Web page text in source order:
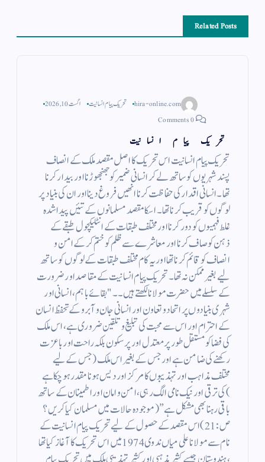
Related Posts
hira-online.com تحریک پیام انسانیت
اگست 10, 2026
تحریک پیام انسانیت
تحریک پیام انسانیت اس تحریک کا اصل مقصد ملک کے انصاف
پسند شہریوں کو ساتھ لے کر انسانی ضمیر کو جھنجھوڑنا اور بیدار کرنا
تھا۔ انسانی اقدار کی حفاظت کرنا انھیں فروغ دینا اور ان کی بنیاد پر
لوگوں کو قریب کرنا تھا۔ اسکا مقصد مسلمانوں کے تئیں پیدا شدہ
غلط فہمیوں کو دور کرنا اور مختلف طبقات کے انٹلیکچول طبقے کے
ذہن کو صاف کرنا اور معاشرے سے ظلم کو ختم کر کے امن و
انصاف کو قائم کرنا تھا اور یہ کام مختلف طبقات کے لوگوں کو ساتھ
لیے بغیر ممکن نہ تھا۔ تحریک پیام انسانیت کے مقاصد اور ضرورت
کے سلسلے میں حضرت مولانا لکھتے ہیں۔۔ "بقائے باہم ،انسانی اور
شہری بنیادوں پر اتحاد و تعاون اور انسانی جان و آبرو کے تحفظ انسان
کے احترام اور اس سے محبت کی تبلیغ و تلقین ضروری ہے، اس ملک
کی فضا کو مستقل طور پر معتدل اور پر سکون بلکہ راحت اور باعزت
رکھنے کی ضامن ہے اور جس کے بغیر اس ملک (جس کے لیے
مختلف مذاہب اور تہذیبوں کا مرکز اور دیس ہونا مقدر ہو چکا ہے
)کی ترقی اور نیک نامی الگ رہی ، امن و امان اور اطمینان کے ساتھ
باقی رہنا بھی مشکل ہے” ( موجودہ حالات میں مسلمان کیا کریں ؟
ص: 21) اس مقصد کے حصول کے لیے تحریک پیام انسانیت کے
نام سے مولانا علی میاں ندوی 1974 میں اس تحریک کا آغاز کیا تھا